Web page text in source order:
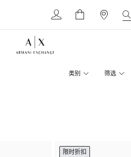
类别 筛选
限时折扣